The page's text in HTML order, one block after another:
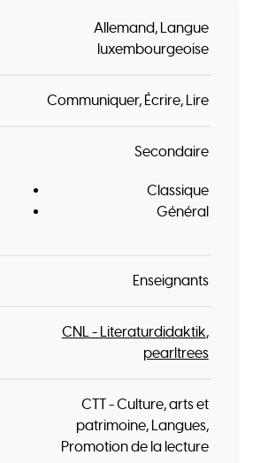
Allemand Langue
luxembourgeoise
Communiquer Écrire Lire
Secondaire
Classique
Général
Enseignants
CNL - Literaturdidaktik
pearltrees
CTT - Culture, arts et
patrimoine Langues
Promotion de la lecture